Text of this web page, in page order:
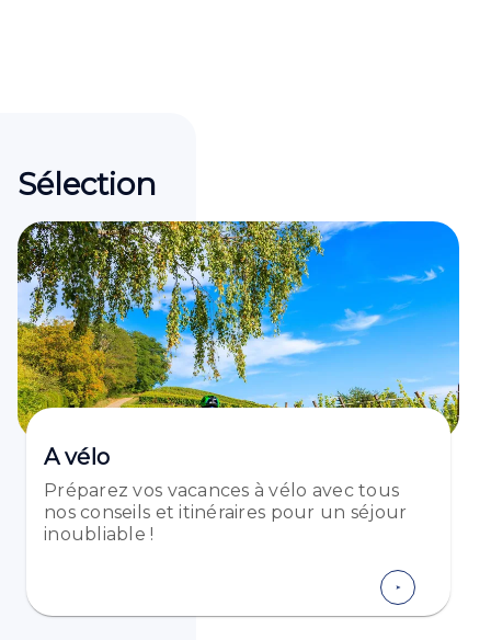
Sélection
A vélo
Préparez vos vacances à vélo avec tous
nos conseils et itinéraires pour un séjour
inoubliable !